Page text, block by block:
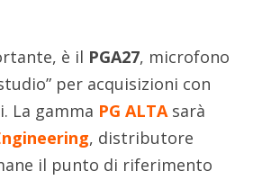
è il PGA27, microfono
per acquisizioni con
La gamma PG ALTAsarà
, distributore
il punto di riferimento